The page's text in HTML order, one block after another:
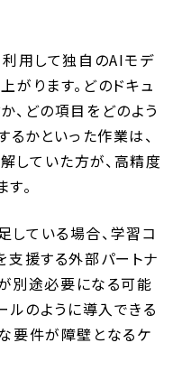
利用して独自のAIモデ
がります。どのドキュ
、どの項目をどのよう
るかといった作業は、
していた方が、高精度
。
ている場合、学習コ
支援する外部パートナ
別途必要になる可能
ルのように導入できる
要件が障壁となるケ